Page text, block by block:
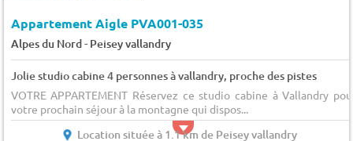
Appartement Aigle PVA001-035
Alpes du Nord- Peisey vallandry
Jolie studio cabine 4 personnes à vallandry, proche des pistes
VOTRE APPARTEMENT Réservez ce studio cabine à Vallandry
votre prochain séjour à la montagne qui dispos...
Location située à 1.1 km de Peisey vallandry